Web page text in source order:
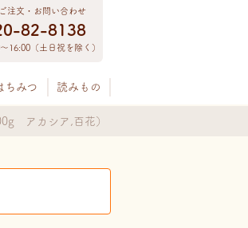
注文・お問い合わせ
82-8138
16:00（土日祝を除く）
ちみつ 読みもの
アカシア,百花）